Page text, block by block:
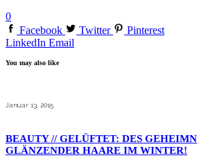
0
Facebook
Twitter
Pinterest
LinkedIn Email
You may also like
Januar 13, 2015
BEAUTY // GELÜFTET: DES
GLÄNZENDER HAARE IM WINTER!